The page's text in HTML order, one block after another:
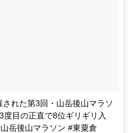
れた第3回・山岳後山マラソ
目の正直で8位ギリギリ入
岳後山マラソン #東粟倉